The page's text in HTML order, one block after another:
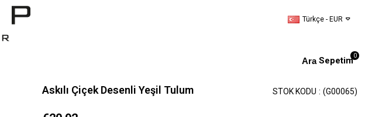
Türkçe - EUR
Sepetim0
Askılı Çiçek Desenli Yeşil Tulum (G00065)
STOK KODU